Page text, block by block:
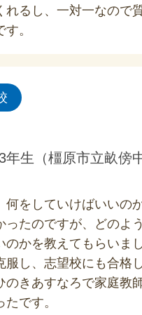
れるし、一対一なので
。
年生（橿原市立畝傍
何をしていけばいいの
ったのですが、どのよ
かを教えてもらいまし
服し、志望校にも合格
のきあすなろで家庭教
です。